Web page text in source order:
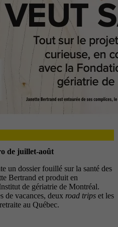
de juillet-août
un dossier fouillé sur la santé des
Bertrand et produit en
de gériatrie de Montréal.
de vacances, deux road trips et les
au Québec.